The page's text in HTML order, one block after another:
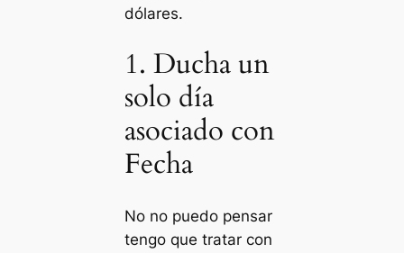
dólares.
1. Ducha un
solo día
asociado con
Fecha
No no puedo pensar
tengo que tratar con